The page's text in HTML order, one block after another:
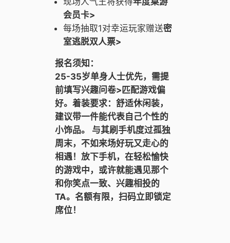
会员卡>
每场抽取1对幸运玩家赠送密
室逃脱双人票>
报名须知：
25-35岁单身人士优先，需提
前填写兴趣问卷>匹配游戏偏
好。着装要求：舒适休闲装，
建议带一件能代表自己个性的
小饰品。 与其刷手机度过孤独
周末，不如来场好玩又走心的
相遇！放下手机，在轻松愉快
的游戏中，或许就能遇见那个
和你笑点一致、兴趣相投的
TA。名额有限，扫码立即锁定
席位！